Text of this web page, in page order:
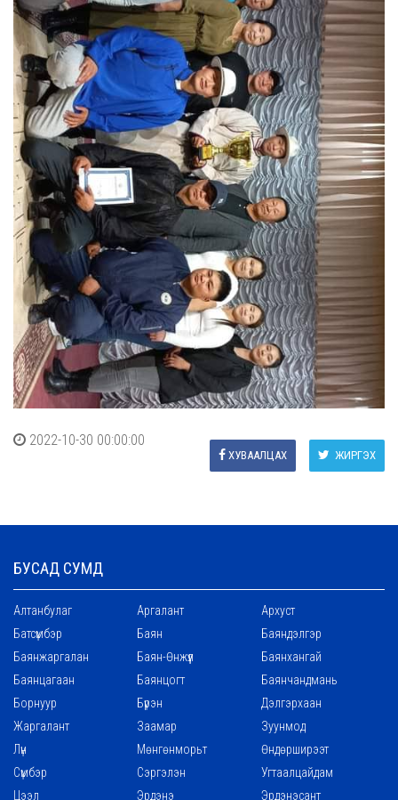
2022-10-30 00:00:00
ЖИРГЭХ
ХУВААЛЦАХ
БУСАД СУМД
Алтанбулаг Аргалант
Архуст
Батсүмбэр
Баян
Баяндэлгэр
Баянжаргалан
Баян-Өнжүүл
Баянхангай
Баянцагаан
Баянцогт
Баянчандмань
Борнуур
Бүрэн
Дэлгэрхаан
Жаргалант
Заамар
Зуунмод
Лүн
Мөнгөнморьт
Өндөрширээт
Сүмбэр
Сэргэлэн
Угтаалцайдам
Цээл
Эрдэнэ Эрдэнэсант